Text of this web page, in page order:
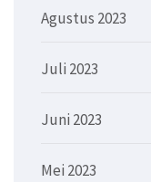
Agustus 2023
Juli 2023
Juni 2023
Mei 2023